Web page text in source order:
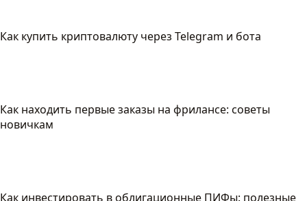
Как купить криптовалюту через Telegram и бота
Как находить первые заказы на фрилансе: советы
новичкам
Как инвестировать в облигационные ПИФы: полезные